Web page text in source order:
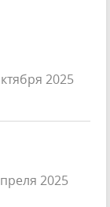
2025
2025